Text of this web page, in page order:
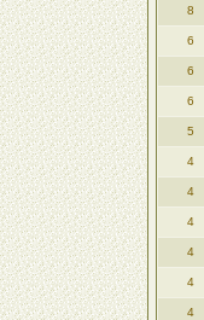
8
6
6
6
5
4
4
4
4
4
4